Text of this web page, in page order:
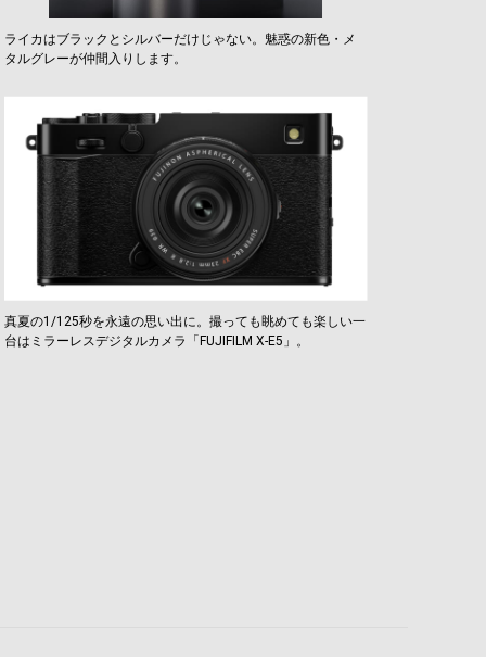
ライカはブラックとシルバーだけじゃない。魅惑の新色・メ
タルグレーが仲間入りします。
真夏の1/125秒を永遠の思い出に。撮っても眺めても楽しい一
台はミラーレスデジタルカメラ「FUJIFILM X-E5」。